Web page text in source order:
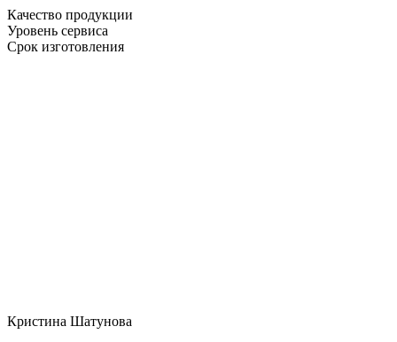
Качество продукции
Уровень сервиса
Срок изготовления
Кристина Шатунова